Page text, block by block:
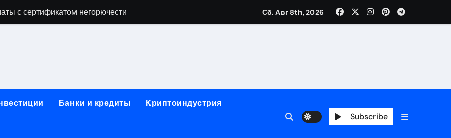
с сертификатом негорючести
и направляющих для конвейерных лент
лотков для хранения электронных компонентов
этапы строительства, проверка застройщика и сценарии оформления сделки
Сб. Авг 8th, 2026
Банки и кредиты Криптоиндустрия
Subscribe